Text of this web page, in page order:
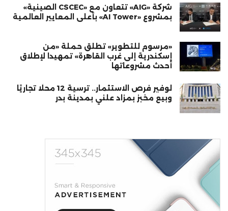
شركة «AIG» تتعاون مع «CSCEC الصينية»
بمشروع «AI Tower» بأعلى المعايير العالمية
«مرسوم للتطوير» تطلق حملة «من
إسكندرية إلى غرب القاهرة» تمهيدا لإطلاق
أحدث مشروعاتها
لوفير فرص الاستثمار.. ترسية 12 محلًا تجاريًا
وبيع مخبز بمزاد علني بمدينة بدر